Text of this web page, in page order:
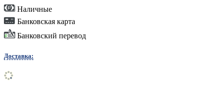
Наличные
Банковская карта
Банковский перевод
Доставка: